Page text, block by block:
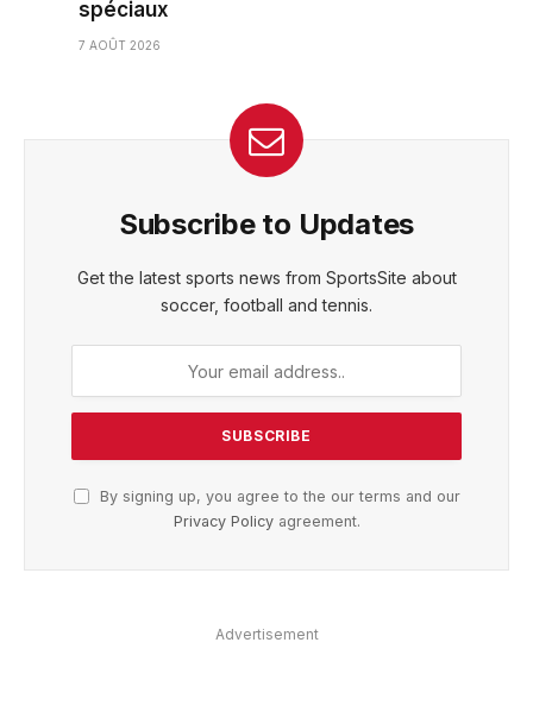
spéciaux
7 AOÛT 2026
Subscribe to Updates
Get the latest sports news from SportsSite about
soccer, football and tennis.
By signing up, you agree to the our terms and our
Privacy Policyagreement.
Advertisement